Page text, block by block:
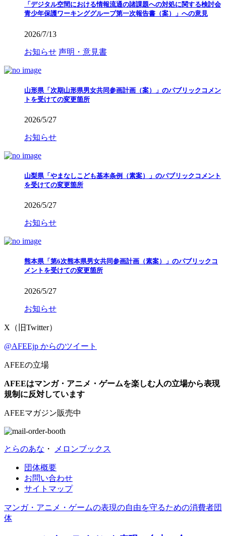
「デジタル空間における情報流通の諸課題への対処に関する検討会
青少年保護ワーキンググループ第一次報告書（案）」への意見
2026/7/13
お知らせ 声明・意見書
山形県「次期山形県男女共同参画計画（案）」のパブリックコメン
トを受けての変更箇所
2026/5/27
お知らせ
山梨県「やまなしこども基本条例（素案）」のパブリックコメント
を受けての変更箇所
2026/5/27
お知らせ
熊本県「第6次熊本県男女共同参画計画（素案）」のパブリックコ
メントを受けての変更箇所
2026/5/27
お知らせ
X（旧Twitter）
@AFEEjp からのツイート
AFEEの立場
AFEEはマンガ・アニメ・ゲームを楽しむ人の立場から表現
規制に反対しています
AFEEマガジン販売中
とらのあな ・ メロンブックス
団体概要
お問い合わせ
サイトマップ
マンガ・アニメ・ゲームの表現の自由を守るための消費者団
体